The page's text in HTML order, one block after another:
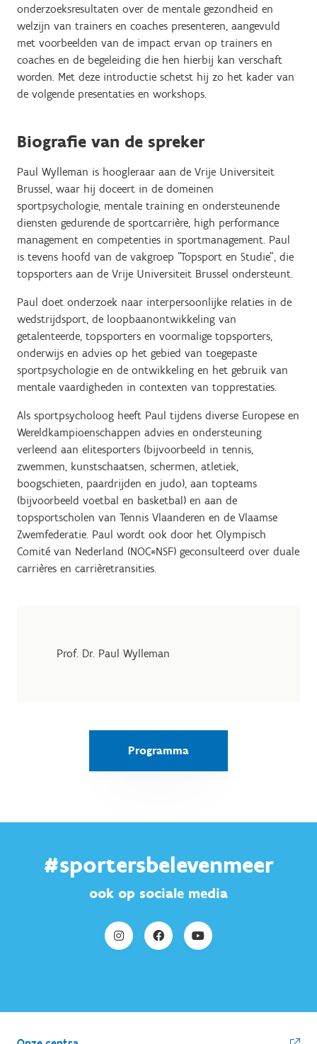
onderzoeksresultaten over de mentale gezondheid en
welzijn van trainers en coaches presenteren, aangevuld
met voorbeelden van de impact ervan op trainers en
coaches en de begeleiding die hen hierbij kan verschaft
worden. Met deze introductie schetst hij zo het kader van
de volgende presentaties en workshops.
Biografie van de spreker
Paul Wylleman is hoogleraar aan de Vrije Universiteit
Brussel, waar hij doceert in de domeinen
sportpsychologie, mentale training en ondersteunende
diensten gedurende de sportcarrière, high performance
management en competenties in sportmanagement. Paul
is tevens hoofd van de vakgroep "Topsport en Studie", die
topsporters aan de Vrije Universiteit Brussel ondersteunt.
Paul doet onderzoek naar interpersoonlijke relaties in de
wedstrijdsport, de loopbaanontwikkeling van
getalenteerde, topsporters en voormalige topsporters,
onderwijs en advies op het gebied van toegepaste
sportpsychologie en de ontwikkeling en het gebruik van
mentale vaardigheden in contexten van topprestaties.
Als sportpsycholoog heeft Paul tijdens diverse Europese en
Wereldkampioenschappen advies en ondersteuning
verleend aan elitesporters (bijvoorbeeld in tennis,
zwemmen, kunstschaatsen, schermen, atletiek,
boogschieten, paardrijden en judo), aan topteams
(bijvoorbeeld voetbal en basketbal) en aan de
topsportscholen van Tennis Vlaanderen en de Vlaamse
Zwemfederatie. Paul wordt ook door het Olympisch
Comité van Nederland (NOC*NSF) geconsulteerd over duale
carrières en carrièretransities.
Prof. Dr. Paul Wylleman
Programma
#sportersbelevenmeer
ook op sociale media